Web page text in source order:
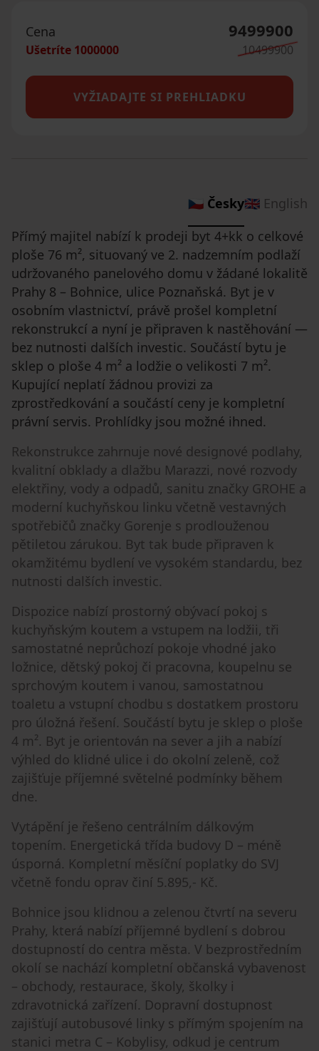
Cena 9499900
Ušetríte 1000000 10499900
VYŽIADAJTE SI PREHLIADKU
🇨🇿 Česky🇬🇧 English
Přímý majitel nabízí k prodeji byt 4+kk o celkové
ploše 76 m², situovaný ve 2. nadzemním podlaží
udržovaného panelového domu v žádané lokalitě
Prahy 8 – Bohnice, ulice Poznaňská. Byt je v
osobním vlastnictví, právě prošel kompletní
rekonstrukcí a nyní je připraven k nastěhování —
bez nutnosti dalších investic. Součástí bytu je
sklep o ploše 4 m² a lodžie o velikosti 7 m².
Kupující neplatí žádnou provizi za
zprostředkování a součástí ceny je kompletní
právní servis. Prohlídky jsou možné ihned.
Rekonstrukce zahrnuje nové designové podlahy,
kvalitní obklady a dlažbu Marazzi, nové rozvody
elektřiny, vody a odpadů, sanitu značky GROHE a
moderní kuchyňskou linku včetně vestavných
spotřebičů značky Gorenje s prodlouženou
pětiletou zárukou. Byt tak bude připraven k
okamžitému bydlení ve vysokém standardu, bez
nutnosti dalších investic.
Dispozice nabízí prostorný obývací pokoj s
kuchyňským koutem a vstupem na lodžii, tři
samostatné neprůchozí pokoje vhodné jako
ložnice, dětský pokoj či pracovna, koupelnu se
sprchovým koutem i vanou, samostatnou
toaletu a vstupní chodbu s dostatkem prostoru
pro úložná řešení. Součástí bytu je sklep o ploše
4 m². Byt je orientován na sever a jih a nabízí
výhled do klidné ulice i do okolní zeleně, což
zajišťuje příjemné světelné podmínky během
dne.
Vytápění je řešeno centrálním dálkovým
topením. Energetická třída budovy D – méně
úsporná. Kompletní měsíční poplatky do SVJ
včetně fondu oprav činí 5.895,- Kč.
Bohnice jsou klidnou a zelenou čtvrtí na severu
Prahy, která nabízí příjemné bydlení s dobrou
dostupností do centra města. V bezprostředním
okolí se nachází kompletní občanská vybavenost
– obchody, restaurace, školy, školky i
zdravotnická zařízení. Dopravní dostupnost
zajišťují autobusové linky s přímým spojením na
stanici metra C – Kobylisy, odkud je centrum